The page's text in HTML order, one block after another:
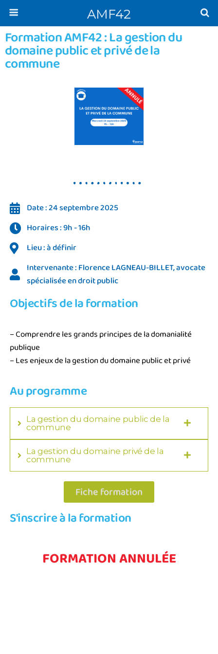
AMF42
Formation AMF42 : La gestion du
domaine public et privé de la
commune
Date : 24 septembre 2025
Horaires : 9h - 16h
Lieu : à définir
Intervenante : Florence LAGNEAU-BILLET, avocate
spécialisée en droit public
Objectifs de la formation
– Comprendre les grands principes de la domanialité
publique
– Les enjeux de la gestion du domaine public et privé
Au programme
La gestion du domaine public de la
commune
La gestion du domaine privé de la
commune
Fiche formation
S'inscrire à la formation
FORMATION ANNULÉE